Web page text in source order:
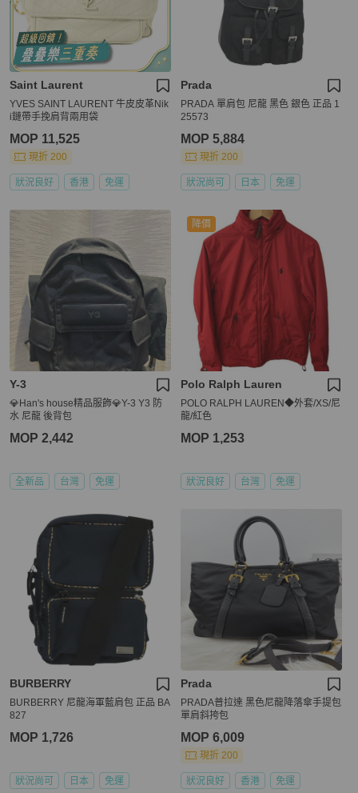
Saint Laurent
YVES SAINT LAURENT 牛皮皮革Nik
i鏈帶手挽肩背兩用袋
MOP 11,525
現折 200
狀況良好 香港 免運
Prada
PRADA 單肩包 尼龍 黑色 銀色 正品 1
25573
MOP 5,884
現折 200
狀況尚可 日本 免運
Y-3
💎Han's house精品服飾💎Y-3 Y3 防
水 尼龍 後背包
MOP 2,442
全新品 台灣 免運
降價
Polo Ralph Lauren
POLO RALPH LAUREN◆外套/XS/尼
龍/紅色
MOP 1,253
狀況良好 台灣 免運
BURBERRY
BURBERRY 尼龍海軍藍肩包 正品 BA
827
MOP 1,726
狀況尚可 日本 免運
Prada
PRADA普拉達 黑色尼龍降落傘手提包
單肩斜挎包
MOP 6,009
現折 200
狀況良好 香港 免運